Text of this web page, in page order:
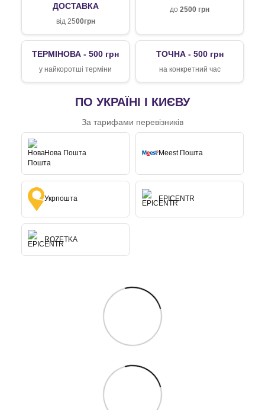
ДОСТАВКА
від 2500грн
до 2500 грн
ТЕРМІНОВА - 500 грн
у найкоротші терміни
ТОЧНА - 500 грн
на конкретний час
ПО УКРАЇНІ І КИЄВУ
За тарифами перевізників
Нова Пошта Meest Пошта
Укрпошта EPICENTR
ROZETKA